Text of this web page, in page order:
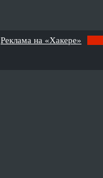
Реклама на «Хакере»